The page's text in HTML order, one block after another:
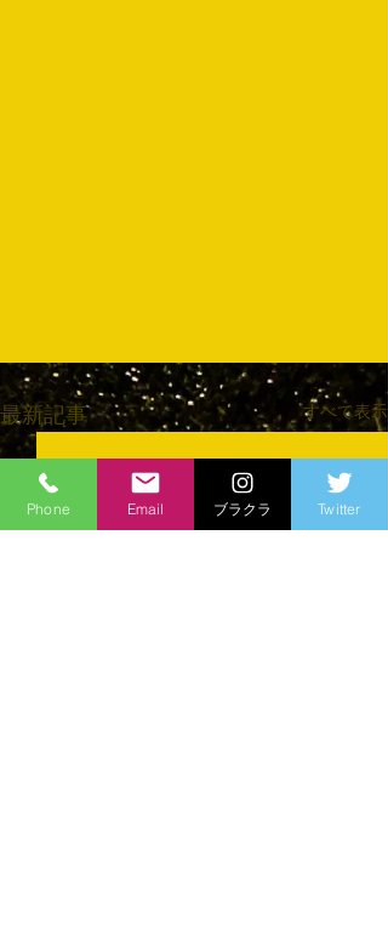
最新記事 すべて表示
Phone Email ブラクラ Twitter